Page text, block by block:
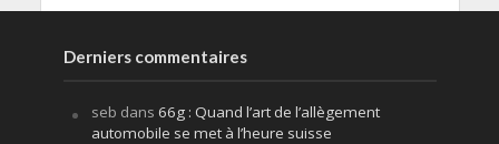
Derniers commentaires
seb dans 66g : Quand l’art de l’allègement
automobile se met à l’heure suisse